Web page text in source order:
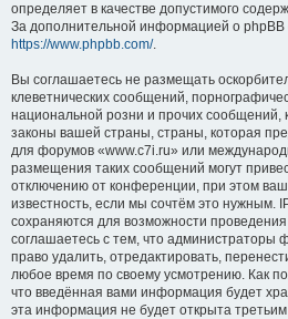
определяет в качестве допустимого
За дополнительной информацией о
https://www.phpbb.com/.
Вы соглашаетесь не размещать
клеветнических сообщений,
национальной розни и прочих сообщений,
законы вашей страны, страны, которая
для форумов «www.c7i.ru» или
размещения таких сообщений могут
отключению от конференции, при этом
известность, если мы сочтём это нужным.
сохраняются для возможности
соглашаетесь с тем, что администраторы
право удалить, отредактировать,
любое время по своему усмотрению. Как
что введённая вами информация будет
эта информация не будет открыта